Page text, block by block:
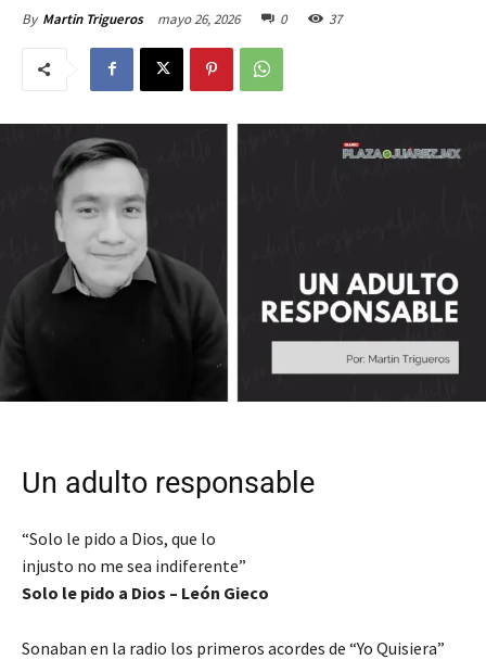
By Martin Trigueros mayo 26, 2026 0 37
Un adulto responsable
“Solo le pido a Dios, que lo
injusto no me sea indiferente”
Solo le pido a Dios – León Gieco
Sonaban en la radio los primeros acordes de “Yo Quisiera”